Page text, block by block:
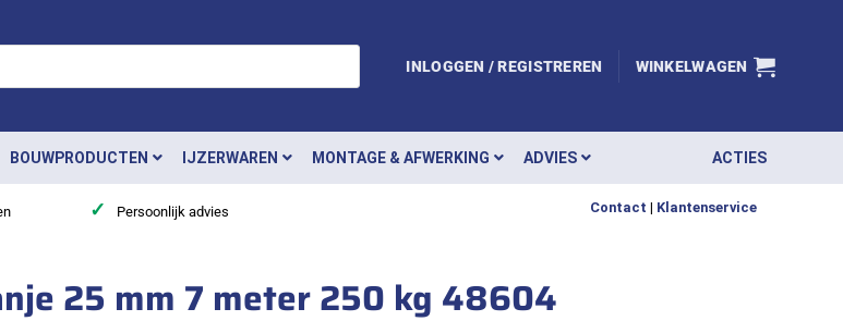
INLOGGEN / REGISTREREN WINKELWAGEN
BOUWPRODUCTEN IJZERWAREN MONTAGE & AFWERKING ADVIES ACTIES
✓ Persoonlijk advies Contact | Klantenservice
25 mm 7 meter 250 kg 48604